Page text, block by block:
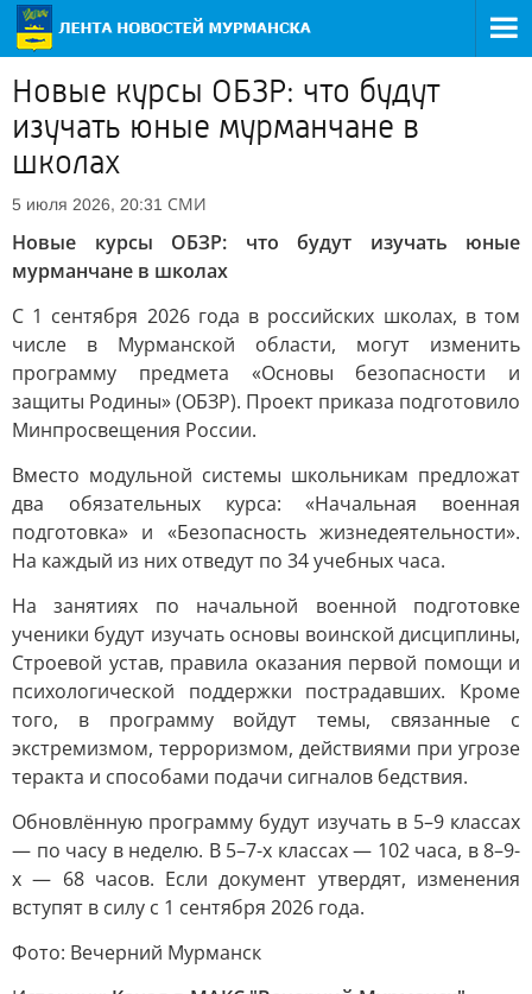
Новые курсы ОБЗР: что будут
изучать юные мурманчане в
школах
5 июля 2026, 20:31 СМИ
Новые курсы ОБЗР: что будут изучать юные
мурманчане в школах
С 1 сентября 2026 года в российских школах, в том
числе в Мурманской области, могут изменить
программу предмета «Основы безопасности и
защиты Родины» (ОБЗР). Проект приказа подготовило
Минпросвещения России.
Вместо модульной системы школьникам предложат
два обязательных курса: «Начальная военная
подготовка» и «Безопасность жизнедеятельности».
На каждый из них отведут по 34 учебных часа.
На занятиях по начальной военной подготовке
ученики будут изучать основы воинской дисциплины,
Строевой устав, правила оказания первой помощи и
психологической поддержки пострадавших. Кроме
того, в программу войдут темы, связанные с
экстремизмом, терроризмом, действиями при угрозе
теракта и способами подачи сигналов бедствия.
Обновлённую программу будут изучать в 5–9 классах
— по часу в неделю. В 5–7-х классах — 102 часа, в 8–9-
х — 68 часов. Если документ утвердят, изменения
вступят в силу с 1 сентября 2026 года.
Фото: Вечерний Мурманск